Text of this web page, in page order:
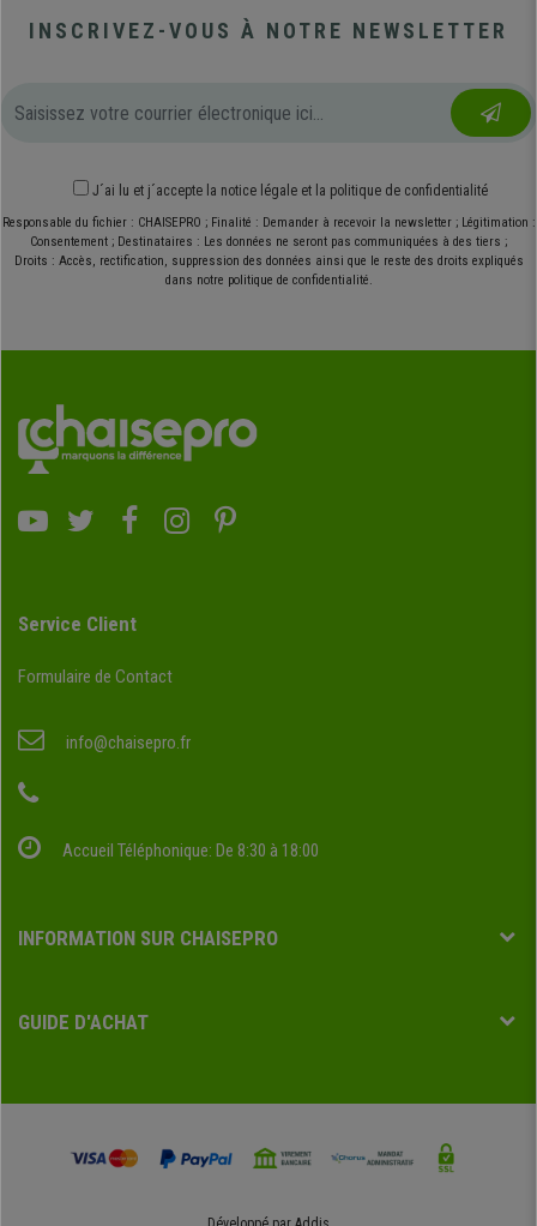
INSCRIVEZ-VOUS À NOTRE NEWSLETTER
J´ai lu et j´accepte la notice légale et la politique de confidentialité
Responsable du fichier : CHAISEPRO ; Finalité : Demander à recevoir la newsletter ; Légitimation :
Consentement ; Destinataires : Les données ne seront pas communiquées à des tiers ;
Droits : Accès, rectification, suppression des données ainsi que le reste des droits expliqués
dans notre politique de confidentialité.
Service Client
Formulaire de Contact
info@chaisepro.fr
Accueil Téléphonique: De 8:30 à 18:00
INFORMATION SUR CHAISEPRO
GUIDE D'ACHAT